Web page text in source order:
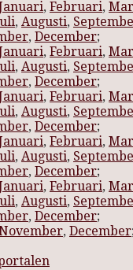
, Februari,
, Augusti,
, December;
, Februari,
, Augusti,
, December;
, Februari,
, Augusti,
, December;
, Februari,
, Augusti,
, December;
, Februari,
, Augusti,
, December;
, December;